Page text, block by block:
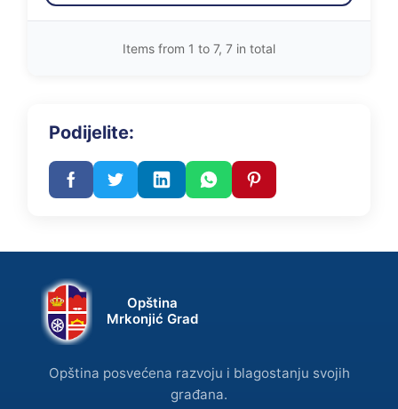
Items from 1 to 7, 7 in total
Podijelite:
Opština
Mrkonjić Grad
Opština posvećena razvoju i blagostanju svojih
građana.